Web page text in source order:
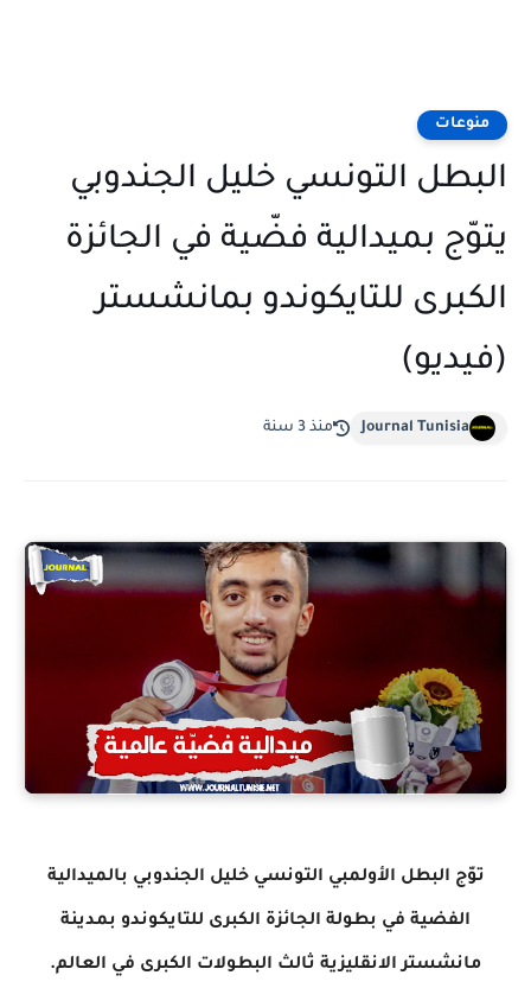
منوعات
البطل التونسي خليل الجندوبي
يتوّج بميدالية فضّية في الجائزة
الكبرى للتايكوندو بمانشستر
(فيديو)
Journal Tunisia منذ 3 سنة
توّج البطل الأولمبي التونسي خليل الجندوبي بالميدالية
الفضية في بطولة الجائزة الكبرى للتايكوندو بمدينة
مانشستر الانقليزية ثالث البطولات الكبرى في العالم.